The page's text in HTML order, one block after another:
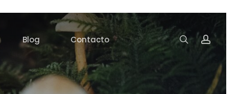
Blog Contacto search